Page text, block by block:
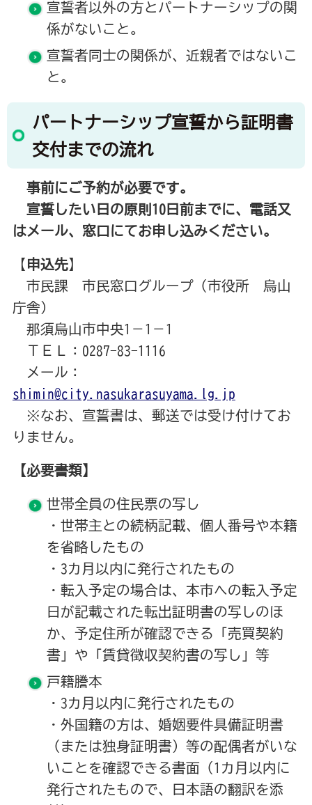
宣誓者以外の方とパートナーシップの関
係がないこと。
宣誓者同士の関係が、近親者ではないこ
と。
パートナーシップ宣誓から証明書
交付までの流れ
事前にご予約が必要です。
宣誓したい日の原則10日前までに、電話又
はメール、窓口にてお申し込みください。
【 申込先】
市民課 市民窓口グループ（市役所 烏山
庁舎）
那須烏山市中央1－1－1
ＴＥＬ：0287-83-1116
メール：
shimin@city.nasukarasuyama.lg.jp
※なお、宣誓書は、郵送では受け付けてお
りません。
【必要書類】
世帯全員の住民票の写し
・世帯主との続柄記載、個人番号や本籍
を省略したもの
・3カ月以内に発行されたもの
・転入予定の場合は、本市への転入予定
日が記載された転出証明書の写しのほ
か、予定住所が確認できる「売買契約
書」や「賃貸徴収契約書の写し」等
戸籍謄本
・3カ月以内に発行されたもの
・外国籍の方は、婚姻要件具備証明書
（または独身証明書）等の配偶者がいな
いことを確認できる書面（1カ月以内に
発行されたもので、日本語の翻訳を添